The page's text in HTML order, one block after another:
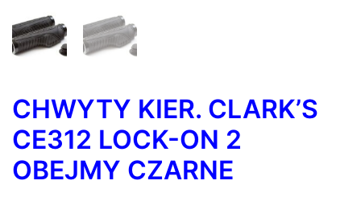
CHWYTY KIER. CLARK’S
CE312 LOCK-ON 2
OBEJMY CZARNE